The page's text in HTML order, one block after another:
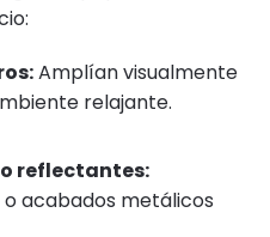
Amplían visualmente
relajante.
reflectantes:
acabados metálicos